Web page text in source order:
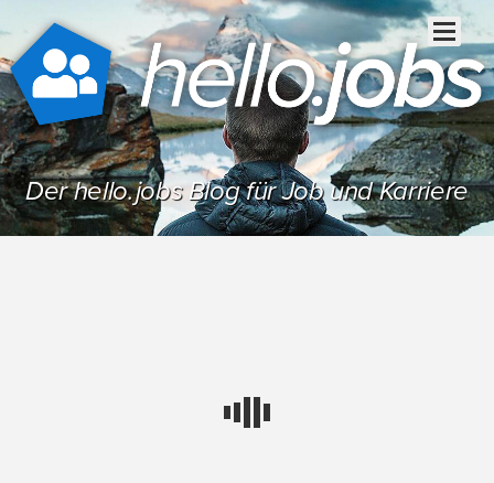
Der hello.jobs Blog für Job und Karriere